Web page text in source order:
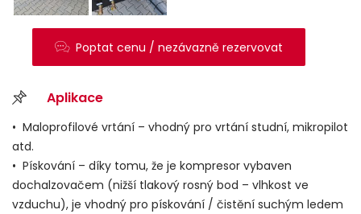
Poptat cenu / nezávazně rezervovat
Aplikace
• Maloprofilové vrtání – vhodný pro vrtání studní, mikropilot
atd.
• Pískování – díky tomu, že je kompresor vybaven
dochalzovačem (nižší tlakový rosný bod – vlhkost ve
vzduchu), je vhodný pro pískování / čistění suchým ledem